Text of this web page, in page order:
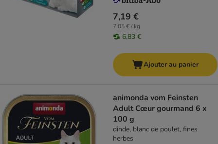
7,19 €
7,05 € / kg
6,83 €
Ajouter au panier
animonda vom Feinsten
Adult Cœur gourmand 6 x
100 g
dinde, blanc de poulet, fines
herbes